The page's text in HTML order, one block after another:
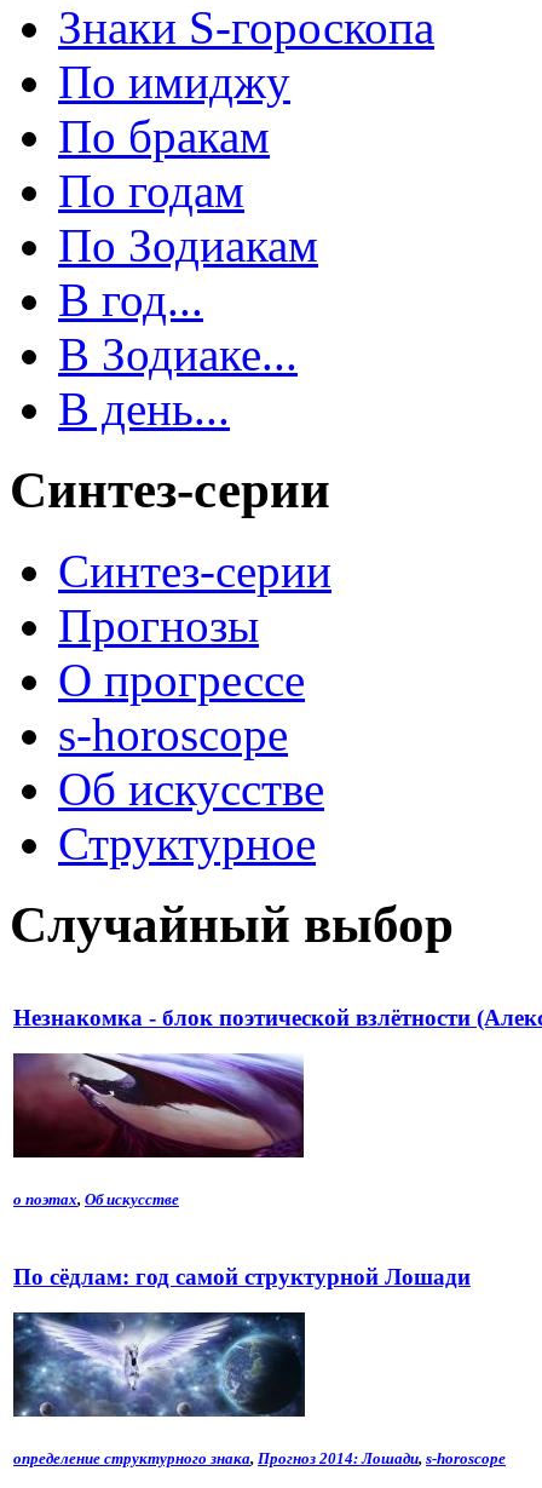
Знаки S-гороскопа
По имиджу
По бракам
По годам
По Зодиакам
В год...
В Зодиаке...
В день...
Синтез-серии
Синтез-серии
Прогнозы
О прогрессе
s-horoscope
Об искусстве
Структурное
Случайный выбор
Незнакомка - блок поэтической взлётности
о поэтах, Об искусстве
По сёдлам: год самой структурной Лошади
определение структурного знака, Прогноз 2014: Лошади, s-horoscope